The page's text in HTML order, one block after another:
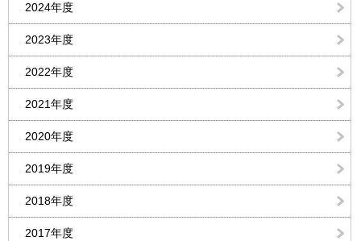
2024年度
2023年度
2022年度
2021年度
2020年度
2019年度
2018年度
2017年度